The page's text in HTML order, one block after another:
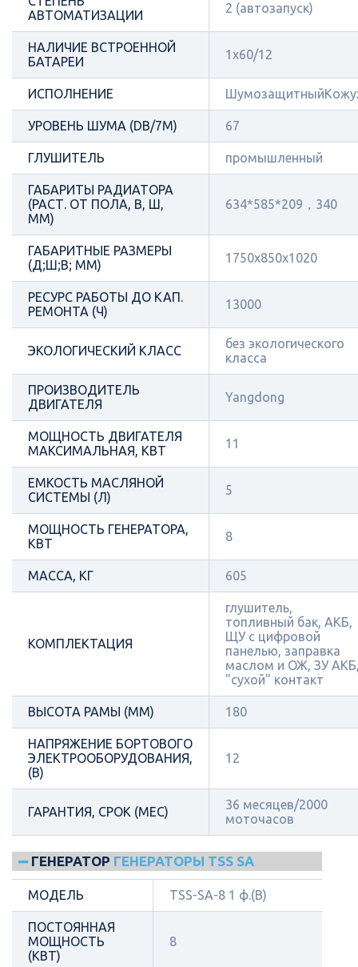
АВТОМАТИЗАЦИИ
2 (автозапуск)
НАЛИЧИЕ ВСТРОЕННОЙ
БАТАРЕИ
1х60/12
ИСПОЛНЕНИЕ
УРОВЕНЬ ШУМА (DB/7М) 67
ГЛУШИТЕЛЬ промышленный
ГАБАРИТЫ РАДИАТОРА
(РАСТ. ОТ ПОЛА, В, Ш,
ММ)
634*585*209，340
ГАБАРИТНЫЕ РАЗМЕРЫ
(Д;Ш;В; ММ)
1750x850x1020
РЕСУРС РАБОТЫ ДО КАП.
РЕМОНТА (Ч)
13000
ЭКОЛОГИЧЕСКИЙ КЛАСС
без экологического
класса
ПРОИЗВОДИТЕЛЬ
ДВИГАТЕЛЯ
Yangdong
МОЩНОСТЬ ДВИГАТЕЛЯ
МАКСИМАЛЬНАЯ, КВТ
11
ЕМКОСТЬ МАСЛЯНОЙ
СИСТЕМЫ (Л)
5
МОЩНОСТЬ ГЕНЕРАТОРА,
КВТ
8
МАССА, КГ 605
КОМПЛЕКТАЦИЯ
глушитель,
топливный бак, АКБ,
ЩУ с цифровой
панелью, заправка
маслом и ОЖ, ЗУ
"сухой" контакт
ВЫСОТА РАМЫ (ММ) 180
НАПРЯЖЕНИЕ БОРТОВОГО
ЭЛЕКТРООБОРУДОВАНИЯ,
(В)
12
ГАРАНТИЯ, СРОК (МЕС)
36 месяцев/2000
моточасов
ГЕНЕРАТОР ГЕНЕРАТОРЫ TSS SA
МОДЕЛЬ TSS-SA-8 1 ф.(B)
ПОСТОЯННАЯ
МОЩНОСТЬ
(КВТ)
8